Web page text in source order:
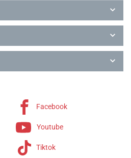
Facebook
Youtube
Tiktok